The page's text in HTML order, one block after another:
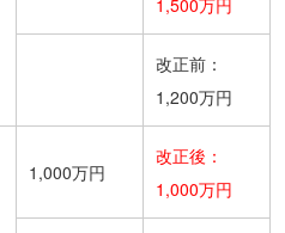
改正前：
1,200万円
1,000万円
改正後：
1,000万円